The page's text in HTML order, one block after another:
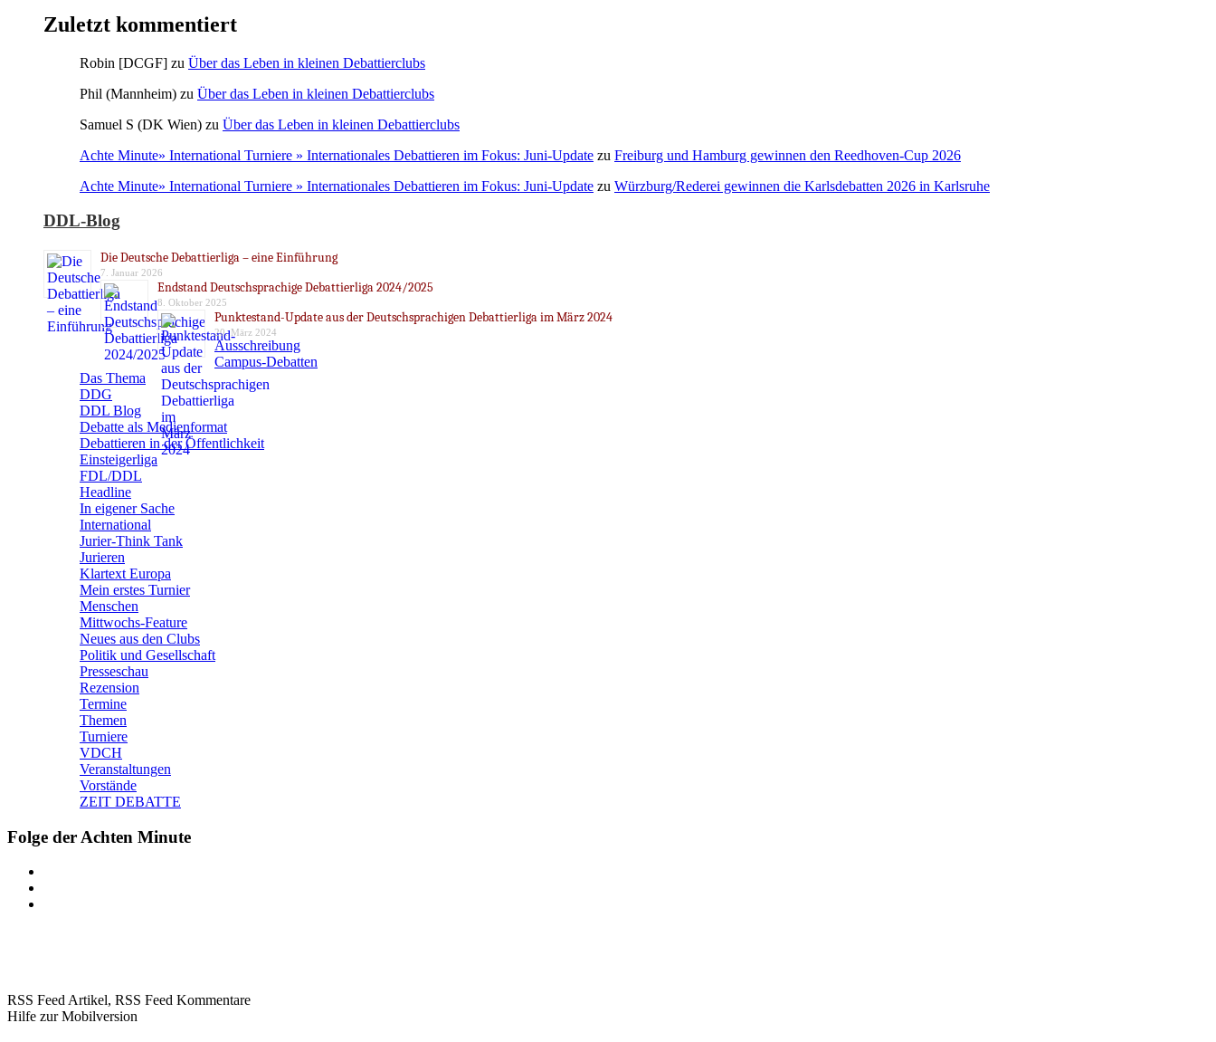
Zuletzt kommentiert
Robin [DCGF] zu Über das Leben in kleinen Debattierclubs
Phil (Mannheim) zu Über das Leben in kleinen Debattierclubs
Samuel S (DK Wien) zu Über das Leben in kleinen Debattierclubs
Achte Minute» International Turniere » Internationales Debattieren im Fokus: Juni-Update zu Freiburg und Hamburg gewinnen den Reedhoven-Cup 2026
Achte Minute» International Turniere » Internationales Debattieren im Fokus: Juni-Update zu Würzburg/Rederei gewinnen die Karlsdebatten 2026 in Karlsruhe
DDL-Blog
Die Deutsche Debattierliga – eine Einführung
7. Januar 2026
Endstand Deutschsprachige Debattierliga 2024/2025
8. Oktober 2025
Punktestand-Update aus der Deutschsprachigen Debattierliga im März 2024
20. März 2024
Ausschreibung
Campus-Debatten
Das Thema
DDG
DDL Blog
Debatte als Medienformat
Debattieren in der Öffentlichkeit
Einsteigerliga
FDL/DDL
Headline
In eigener Sache
International
Jurier-Think Tank
Jurieren
Klartext Europa
Mein erstes Turnier
Menschen
Mittwochs-Feature
Neues aus den Clubs
Politik und Gesellschaft
Presseschau
Rezension
Termine
Themen
Turniere
VDCH
Veranstaltungen
Vorstände
ZEIT DEBATTE
Folge der Achten Minute
RSS Feed Artikel, RSS Feed Kommentare
Hilfe zur Mobilversion